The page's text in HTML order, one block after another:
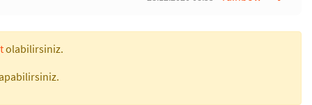
olabilirsiniz.